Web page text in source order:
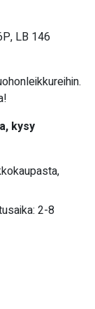
LB 146
kysy
2-8